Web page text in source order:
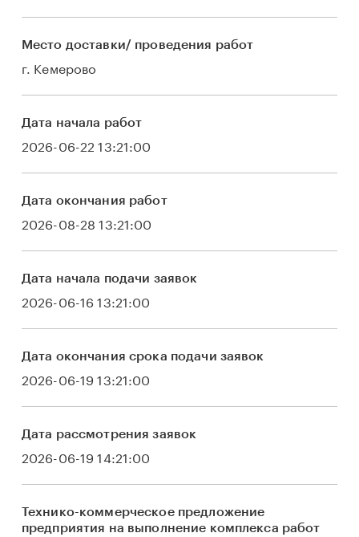
Место доставки/ проведения работ
г. Кемерово
Дата начала работ
2026-06-22 13:21:00
Дата окончания работ
2026-08-28 13:21:00
Дата начала подачи заявок
2026-06-16 13:21:00
Дата окончания срока подачи заявок
2026-06-19 13:21:00
Дата рассмотрения заявок
2026-06-19 14:21:00
Технико-коммерческое предложение
предприятия на выполнение комплекса работ